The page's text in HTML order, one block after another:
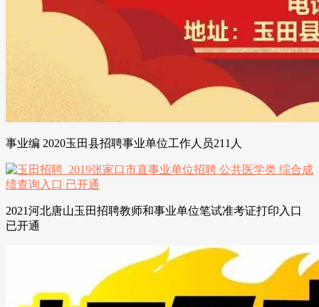
事业编 2020玉田县招聘事业单位工作人员211人
2021河北唐山玉田招聘教师和事业单位笔试准考证打印入口
已开通